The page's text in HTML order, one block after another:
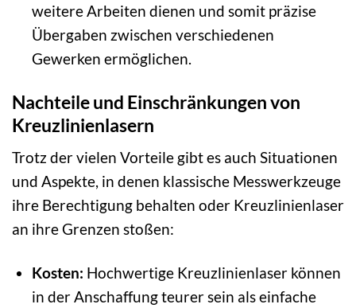
weitere Arbeiten dienen und somit präzise
Übergaben zwischen verschiedenen
Gewerken ermöglichen.
Nachteile und Einschränkungen von
Kreuzlinienlasern
Trotz der vielen Vorteile gibt es auch Situationen
und Aspekte, in denen klassische Messwerkzeuge
ihre Berechtigung behalten oder Kreuzlinienlaser
an ihre Grenzen stoßen:
Kosten: Hochwertige Kreuzlinienlaser können
in der Anschaffung teurer sein als einfache